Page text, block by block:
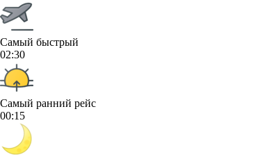
Самый быстрый
02:30
Самый ранний рейс
00:15